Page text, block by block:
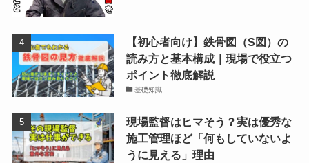
【初心者向け】鉄骨図（S図）の
読み方と基本構成｜現場で役立つ
ポイント徹底解説
基礎知識
現場監督はヒマそう？実は優秀な
施工管理ほど「何もしていないよ
うに見える」理由